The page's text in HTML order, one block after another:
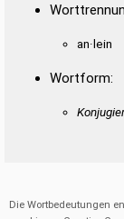
an·lein
Wortform:
Die Wortbedeutungen